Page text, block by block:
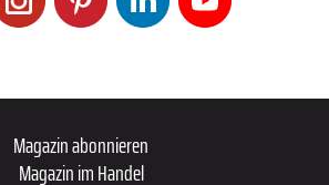
Magazin abonnieren
Magazin im Handel